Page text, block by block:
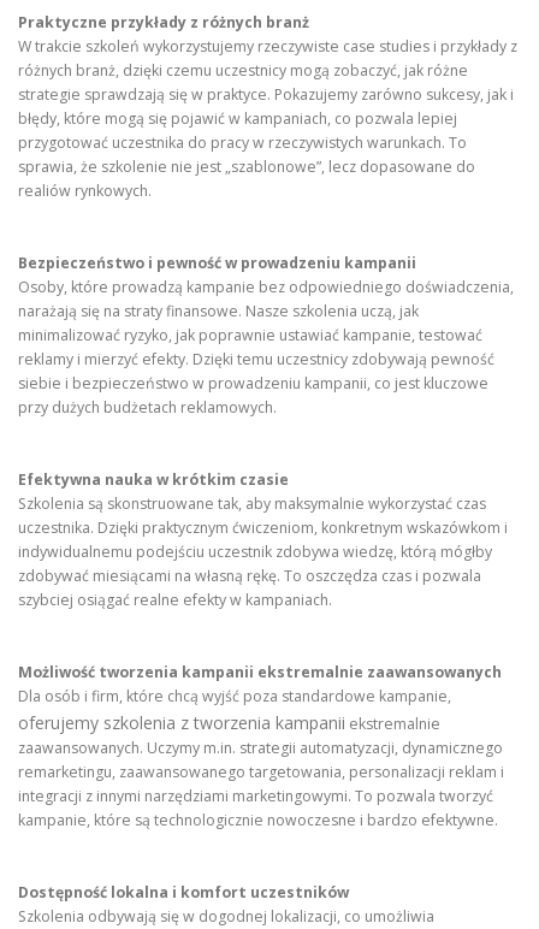
Praktyczne przykłady z różnych branż
W trakcie szkoleń wykorzystujemy rzeczywiste case studies i przykłady z
różnych branż, dzięki czemu uczestnicy mogą zobaczyć, jak różne
strategie sprawdzają się w praktyce. Pokazujemy zarówno sukcesy, jak i
błędy, które mogą się pojawić w kampaniach, co pozwala lepiej
przygotować uczestnika do pracy w rzeczywistych warunkach. To
sprawia, że szkolenie nie jest „szablonowe”, lecz dopasowane do
realiów rynkowych.
Bezpieczeństwo i pewność w prowadzeniu kampanii
Osoby, które prowadzą kampanie bez odpowiedniego doświadczenia,
narażają się na straty finansowe. Nasze szkolenia uczą, jak
minimalizować ryzyko, jak poprawnie ustawiać kampanie, testować
reklamy i mierzyć efekty. Dzięki temu uczestnicy zdobywają pewność
siebie i bezpieczeństwo w prowadzeniu kampanii, co jest kluczowe
przy dużych budżetach reklamowych.
Efektywna nauka w krótkim czasie
Szkolenia są skonstruowane tak, aby maksymalnie wykorzystać czas
uczestnika. Dzięki praktycznym ćwiczeniom, konkretnym wskazówkom i
indywidualnemu podejściu uczestnik zdobywa wiedzę, którą mógłby
zdobywać miesiącami na własną rękę. To oszczędza czas i pozwala
szybciej osiągać realne efekty w kampaniach.
Możliwość tworzenia kampanii ekstremalnie zaawansowanych
Dla osób i firm, które chcą wyjść poza standardowe kampanie,
oferujemy szkolenia z tworzenia kampanii ekstremalnie
zaawansowanych. Uczymy m.in. strategii automatyzacji, dynamicznego
remarketingu, zaawansowanego targetowania, personalizacji reklam i
integracji z innymi narzędziami marketingowymi. To pozwala tworzyć
kampanie, które są technologicznie nowoczesne i bardzo efektywne.
Dostępność lokalna i komfort uczestników
Szkolenia odbywają się w dogodnej lokalizacji, co umożliwia